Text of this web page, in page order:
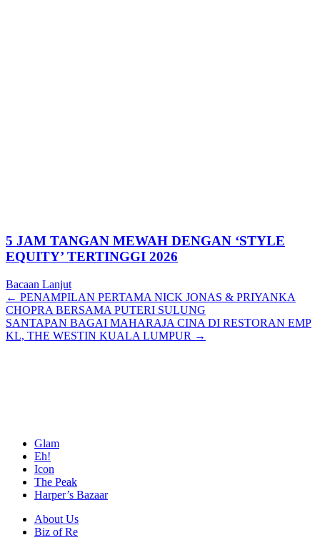
5 JAM TANGAN MEWAH DENGAN ‘STYLE
EQUITY’ TERTINGGI 2026
Bacaan Lanjut
Posts
navigation
← PENAMPILAN PERTAMA NICK JONAS & PRIYANKA
CHOPRA BERSAMA PUTERI SULUNG
SANTAPAN BAGAI MAHARAJA CINA DI RESTORAN EMP
KL, THE WESTIN KUALA LUMPUR →
Glam
Eh!
Icon
The Peak
Harper’s Bazaar
About Us
Biz of Re